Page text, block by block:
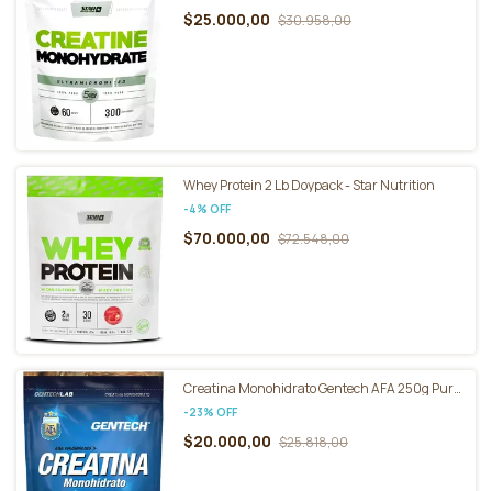
$25.000,00 $30.958,00
Whey Protein 2 Lb Doypack - Star Nutrition
-4% OFF
$70.000,00 $72.548,00
Creatina Monohidrato Gentech AFA 250g Pura
-23% OFF
$20.000,00 $25.818,00